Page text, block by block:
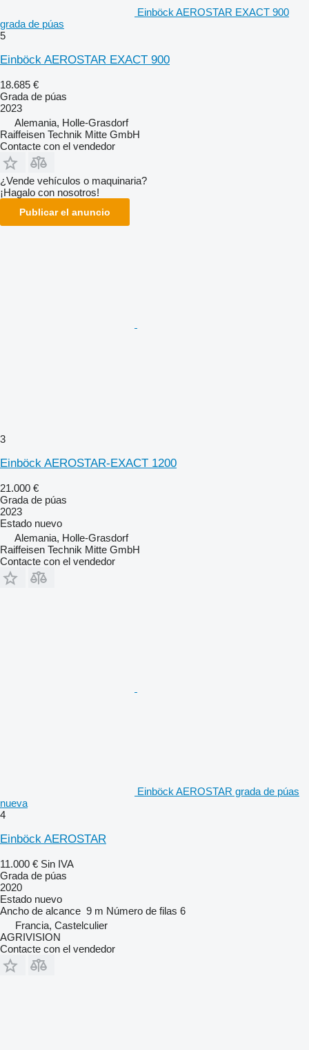
Einböck AEROSTAR EXACT 900
grada de púas
5
Einböck AEROSTAR EXACT 900
18.685 €
Grada de púas
2023
Alemania, Holle-Grasdorf
Raiffeisen Technik Mitte GmbH
Contacte con el vendedor
¿Vende vehículos o maquinaria?
¡Hagalo con nosotros!
Publicar el anuncio
3
Einböck AEROSTAR-EXACT 1200
21.000 €
Grada de púas
2023
Estado nuevo
Alemania, Holle-Grasdorf
Raiffeisen Technik Mitte GmbH
Contacte con el vendedor
Einböck AEROSTAR grada de púas
nueva
4
Einböck AEROSTAR
11.000 € Sin IVA
Grada de púas
2020
Estado nuevo
Ancho de alcance 9 m Número de filas 6
Francia, Castelculier
AGRIVISION
Contacte con el vendedor